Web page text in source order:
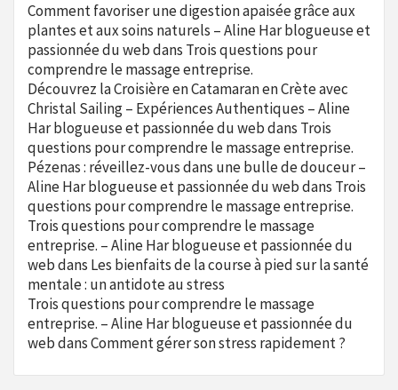
Comment favoriser une digestion apaisée grâce aux
plantes et aux soins naturels – Aline Har blogueuse et
passionnée du webdans Trois questions pour
comprendre le massage entreprise.
Découvrez la Croisière en Catamaran en Crète avec
Christal Sailing – Expériences Authentiques – Aline
Har blogueuse et passionnée du webdans Trois
questions pour comprendre le massage entreprise.
Pézenas : réveillez-vous dans une bulle de douceur –
Aline Har blogueuse et passionnée du webdans Trois
questions pour comprendre le massage entreprise.
Trois questions pour comprendre le massage
entreprise. – Aline Har blogueuse et passionnée du
webdans Les bienfaits de la course à pied sur la santé
mentale : un antidote au stress
Trois questions pour comprendre le massage
entreprise. – Aline Har blogueuse et passionnée du
webdansComment gérer son stress rapidement ?